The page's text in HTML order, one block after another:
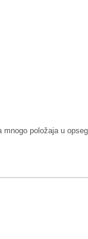
položaja u